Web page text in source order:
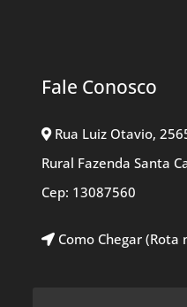
Fale Conosco
Rua Luiz Otavio,
Rural Fazenda Santa
Cep: 13087560
Como Chegar (Rota